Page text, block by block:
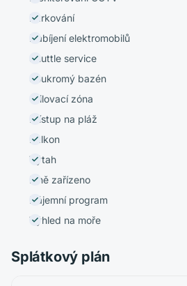
Parkování
Nabíjení elektromobilů
Shuttle service
Soukromý bazén
Grilovací zóna
Přístup na pláž
Balkon
Výtah
Plně zařízeno
Nájemní program
Výhled na moře
Splátkový plán